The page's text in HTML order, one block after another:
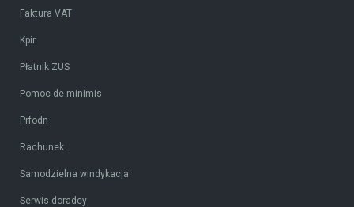
Faktura VAT
Kpir
Płatnik ZUS
Pomoc de minimis
Prfodn
Rachunek
Samodzielna windykacja
Serwis doradcy